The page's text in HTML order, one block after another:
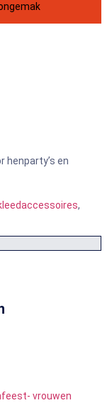
henparty’s en
,